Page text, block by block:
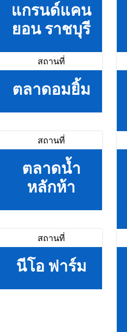
แกรนด์แคน
ยอน ราชบุรี
สถานที่
ตลาดอมยิ้ม
สถานที่
ตลาดน้ำ
หลักห้า
สถานที่
นีโอ ฟาร์ม